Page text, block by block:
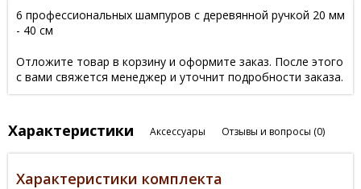
6 профессиональных шампуров с деревянной ручкой 20 мм
- 40 см
Отложите товар в корзину и оформите заказ. После этого
с вами свяжется менеджер и уточнит подробности заказа.
Характеристики Аксессуары Отзывы и вопросы (0)
Характеристики комплекта